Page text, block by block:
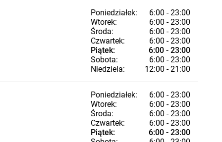
Poniedziałek:
6:00 - 23:00
Wtorek:
6:00 - 23:00
Środa:
6:00 - 23:00
Czwartek:
6:00 - 23:00
Piątek:
6:00 - 23:00
Sobota:
6:00 - 23:00
Niedziela:
12:00 - 21:00
Poniedziałek:
6:00 - 23:00
Wtorek:
6:00 - 23:00
Środa:
6:00 - 23:00
Czwartek:
6:00 - 23:00
Piątek:
6:00 - 23:00